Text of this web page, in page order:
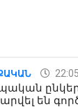
22:05
են